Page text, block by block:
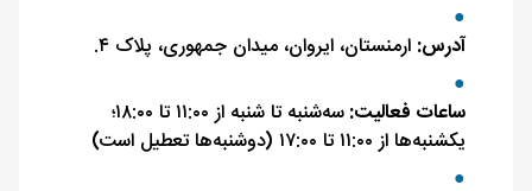
آدرس: ارمنستان، ایروان، میدان جمهوری، پلاک ۴.
ساعات فعالیت:
سه‌شنبه تا شنبه از ۱۱:۰۰ تا ۱۸:۰۰؛
یکشنبه‌ها از ۱۱:۰۰ تا ۱۷:۰۰ (دوشنبه‌ها تعطیل است)